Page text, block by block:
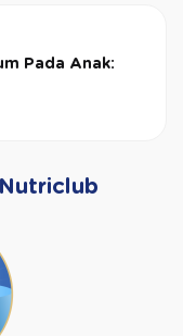
Pada Anak: